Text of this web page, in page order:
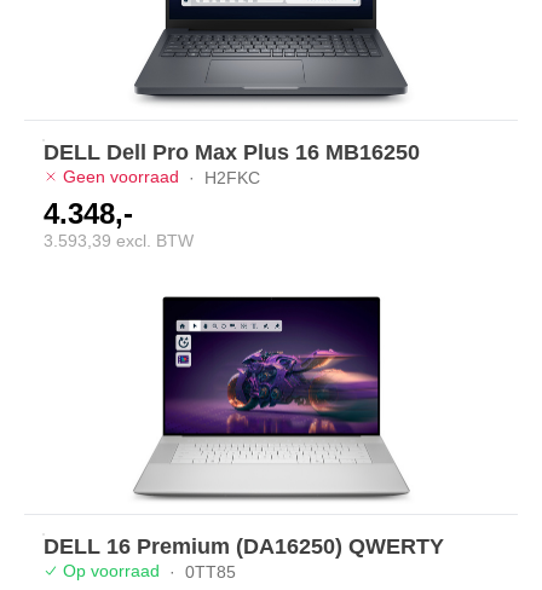
DELL Dell Pro Max Plus 16 MB16250
Geen voorraad · H2FKC
4.348,-
3.593,39 excl. BTW
DELL 16 Premium (DA16250) QWERTY
Op voorraad · 0TT85